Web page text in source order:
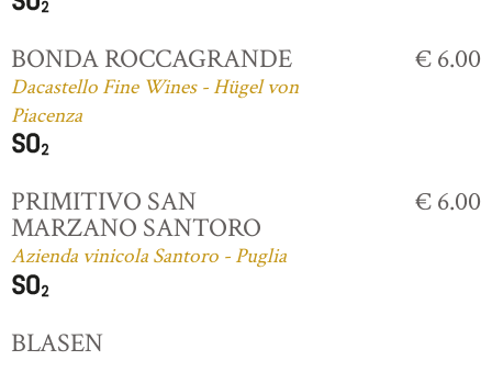
BONDA ROCCAGRANDE
Dacastello Fine Wines - Hügel von
Piacenza
€ 6.00
PRIMITIVO SAN
MARZANO SANTORO
Azienda vinicola Santoro - Puglia
€ 6.00
BLASEN